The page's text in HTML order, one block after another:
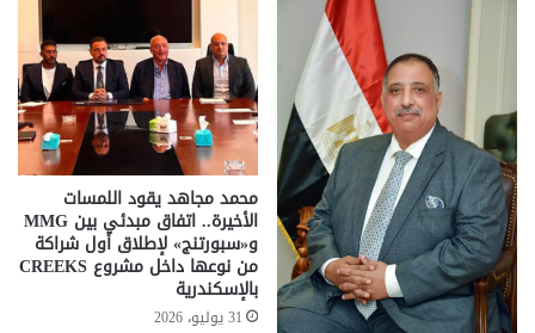
محمد مجاهد يقود اللمسات
الأخيرة.. اتفاق مبدئي بين MMG
و«سبورتنج» لإطلاق أول شراكة
من نوعها داخل مشروع CREEKS
بالإسكندرية
31 يوليو، 2026